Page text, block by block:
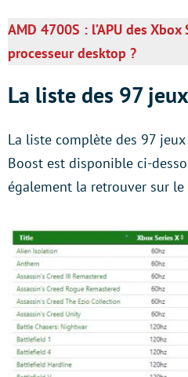
AMD 4700S : l’APU des Xbox
processeur desktop ?
La liste des 97 jeux
La liste complète des 97
Boost est disponible ci-
également la retrouver sur le